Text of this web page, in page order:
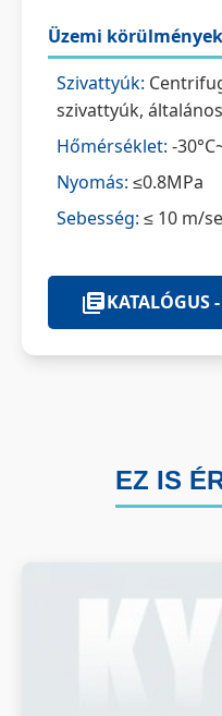
Üzemi
Szivattyúk:
szivattyúk,
Hőmérséklet: -
Nyomás: ≤0.8MPa
Sebesség: ≤ 10 m/
KATALÓGUS
EZ IS